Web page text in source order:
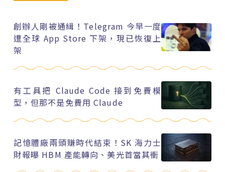
創辦人剛被通緝！Telegram 今早一度
遭全球 App Store 下架，現已恢復上
架
有工具把 Claude Code 接到免費模
型，但那不是免費用 Claude
記憶體廠兩頭賺時代結束！SK 海力士
財報曝 HBM 產能轉向、美光首當其衝